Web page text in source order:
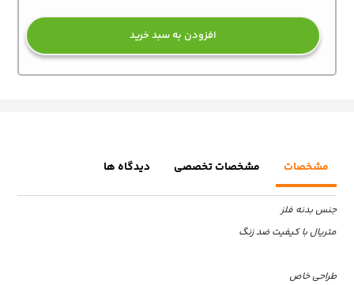
افزودن به سبد خرید
مشخصات مشخصات تخصصی دیدگاه ها
جنس بدنه فلز
متریال با کیفیت ضد زنگ
طراحی خاص